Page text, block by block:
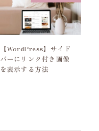
【WordPress】サイド
バーにリンク付き画像
を表示する方法